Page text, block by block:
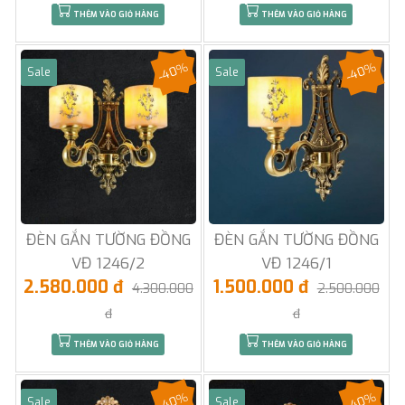
THÊM VÀO GIỎ HÀNG THÊM VÀO GIỎ HÀNG
Sale
ĐÈN GẮN TƯỜNG ĐỒNG
VĐ 1246/2
-40%
2.580.000 đ 4.300.000
đ
THÊM VÀO GIỎ HÀNG
Sale
ĐÈN GẮN TƯỜNG ĐỒNG
VĐ 1246/1
-40%
1.500.000 đ 2.500.000
đ
THÊM VÀO GIỎ HÀNG